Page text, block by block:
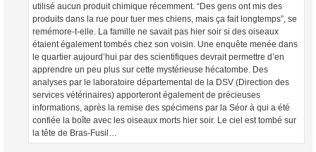
utilisé aucun produit chimique récemment. “Des gens ont mis des
produits dans la rue pour tuer mes chiens, mais ça fait longtemps”, se
remémore-t-elle. La famille ne savait pas hier soir si des oiseaux
étaient également tombés chez son voisin. Une enquête menée dans
le quartier aujourd’hui par des scientifiques devrait permettre d’en
apprendre un peu plus sur cette mystérieuse hécatombe. Des
analyses par le laboratoire départemental de la DSV (Direction des
services vétérinaires) apporteront également de précieuses
informations, après la remise des spécimens par la Séor à qui a été
confiée la boîte avec les oiseaux morts hier soir. Le ciel est tombé sur
la tête de Bras-Fusil…